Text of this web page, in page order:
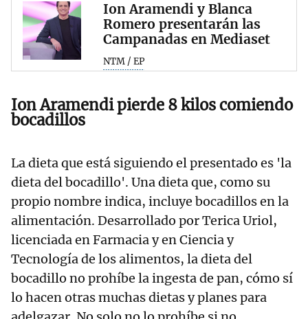
Ion Aramendi y Blanca
Romero presentarán las
Campanadas en Mediaset
NTM / EP
Ion Aramendi pierde 8 kilos comiendo
bocadillos
La dieta que está siguiendo el presentado es 'la
dieta del bocadillo'. Una dieta que, como su
propio nombre indica, incluye bocadillos en la
alimentación. Desarrollado por Terica Uriol,
licenciada en Farmacia y en Ciencia y
Tecnología de los alimentos, la dieta del
bocadillo no prohíbe la ingesta de pan, cómo sí
lo hacen otras muchas dietas y planes para